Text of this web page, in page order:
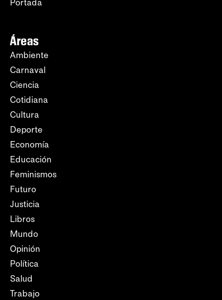
Portada
Áreas
Ambiente
Carnaval
Ciencia
Cotidiana
Cultura
Deporte
Economía
Educación
Feminismos
Futuro
Justicia
Libros
Mundo
Opinión
Política
Salud
Trabajo